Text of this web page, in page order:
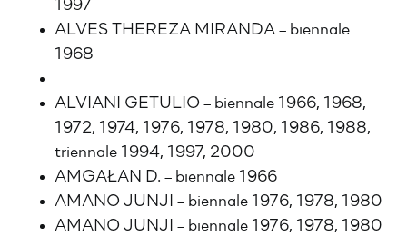
1997
ALVES THEREZA MIRANDA – biennale
1968
ALVIANI GETULIO – biennale 1966, 1968,
1972, 1974, 1976, 1978, 1980, 1986, 1988,
triennale 1994, 1997, 2000
AMGAŁAN D. – biennale 1966
AMANO JUNJI – biennale 1976, 1978, 1980
AMANO JUNJI – biennale 1976, 1978, 1980